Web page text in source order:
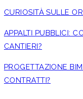
CURIOSITÀ SULLE
APPALTI PUBBLICI:
CANTIERI?
PROGETTAZIONE
CONTRATTI?